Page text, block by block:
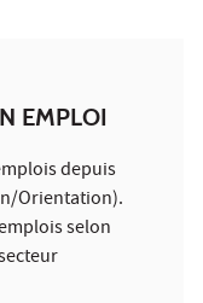
EMPLOI
depuis
Orientation).
selon